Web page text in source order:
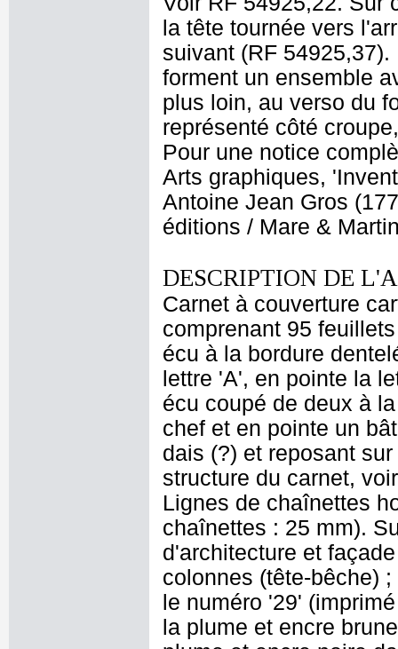
la tête tournée vers
suivant (RF
forment un ensemble
plus loin, au verso du
représenté côté
Pour une notice
Arts graphiques,
Antoine Jean Gros
éditions / Mare &
DESCRIPTION DE
Carnet à couverture
comprenant 95
écu à la bordure
lettre 'A', en pointe la
écu coupé de deux à
chef et en pointe un
dais (?) et reposant
structure du carnet,
Lignes de chaînettes
chaînettes : 25 mm).
d'architecture et
colonnes (tête-bêche)
le numéro '29'
la plume et encre